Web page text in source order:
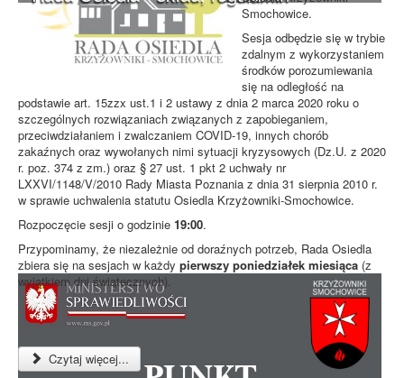
Smochowice.
Sesja odbędzie się w trybie
zdalnym z wykorzystaniem
środków porozumiewania
się na odległość na
podstawie art. 15zzx ust.1 i 2 ustawy z dnia 2 marca 2020 roku o
szczególnych rozwiązaniach związanych z zapobieganiem,
przeciwdziałaniem i zwalczaniem COVID-19, innych chorób
zakaźnych oraz wywołanych nimi sytuacji kryzysowych (Dz.U. z 2020
r. poz. 374 z zm.) oraz § 27 ust. 1 pkt 2 uchwały nr
LXXVI/1148/V/2010 Rady Miasta Poznania z dnia 31 sierpnia 2010 r.
w sprawie uchwalenia statutu Osiedla Krzyżowniki-Smochowice.
Rozpoczęcie sesji o godzinie 19:00.
Przypominamy, że niezależnie od doraźnych potrzeb, Rada Osiedla
zbiera się na sesjach w każdy pierwszy poniedziałek miesiąca (z
wyjątkiem dni świątecznych).
Czytaj więcej...